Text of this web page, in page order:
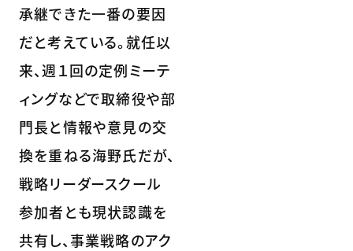
承継できた一番の要因
だと考えている。就任以
来、週１回の定例ミーテ
ィングなどで取締役や部
門長と情報や意見の交
換を重ねる海野氏だが、
戦略リーダースクール
参加者とも現状認識を
共有し、事業戦略のアク